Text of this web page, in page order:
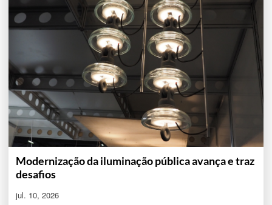
Modernização da iluminação pública avança e traz
desafios
jul. 10, 2026